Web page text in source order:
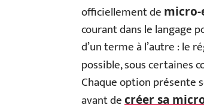
officiellement de
courant dans le langage
d’un terme à l’autre : le
possible, sous certaines
Chaque option présente
avant decréer sa